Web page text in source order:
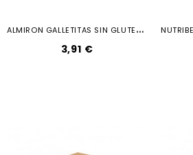
A
LMIRON GALLETITAS SIN GLUTEN 4 250GR
3,91 €